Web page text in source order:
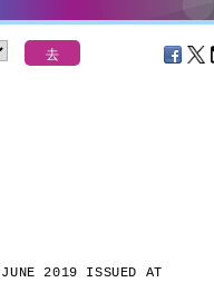
2019 ISSUED AT